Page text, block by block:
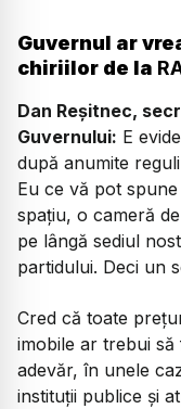
Guvernul ar
chiriilor de la
Dan Reșitnec,
Guvernului: E
după anumite
Eu ce vă pot
spațiu, o cameră
pe lângă sediul
partidului. Deci un
Cred că toate
imobile ar trebui
adevăr, în unele
instituții publice și